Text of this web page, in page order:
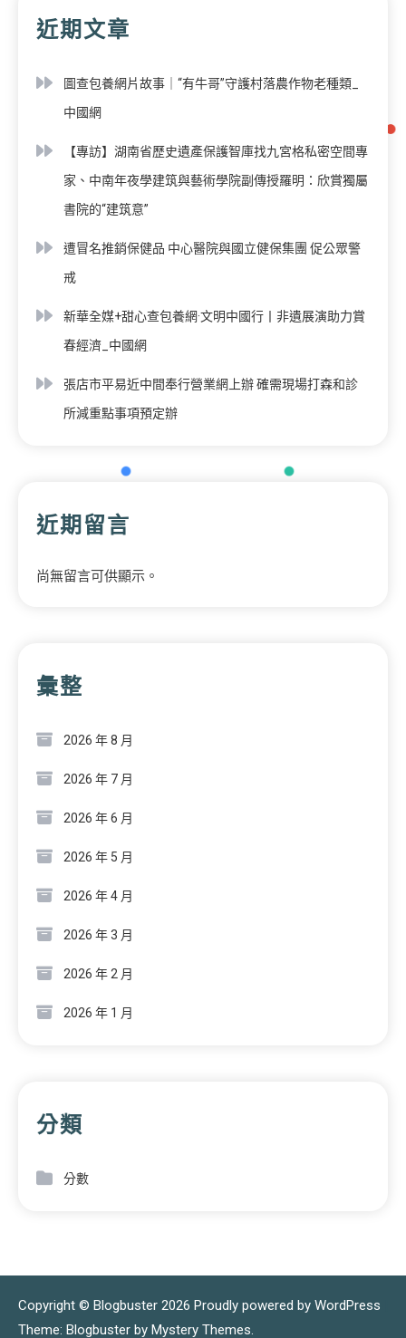
近期文章
圖查包養網片故事｜“有牛哥”守護村落農作物老種類_
中國網
【專訪】湖南省歷史遺產保護智庫找九宮格私密空間專
家、中南年夜學建筑與藝術學院副傳授羅明：欣賞獨屬
書院的“建筑意”
遭冒名推銷保健品 中心醫院與國立健保集團 促公眾警
戒
新華全媒+甜心查包養網·文明中國行丨非遺展演助力賞
春經濟_中國網
張店市平易近中間奉行營業網上辦 確需現場打森和診
所減重點事項預定辦
近期留言
尚無留言可供顯示。
彙整
2026 年 8 月
2026 年 7 月
2026 年 6 月
2026 年 5 月
2026 年 4 月
2026 年 3 月
2026 年 2 月
2026 年 1 月
分類
分數
Copyright © Blogbuster 2026 Proudly powered by WordPress
Theme: Blogbuster by Mystery Themes